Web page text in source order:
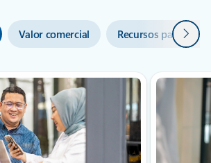
Valor comercial Recursos para